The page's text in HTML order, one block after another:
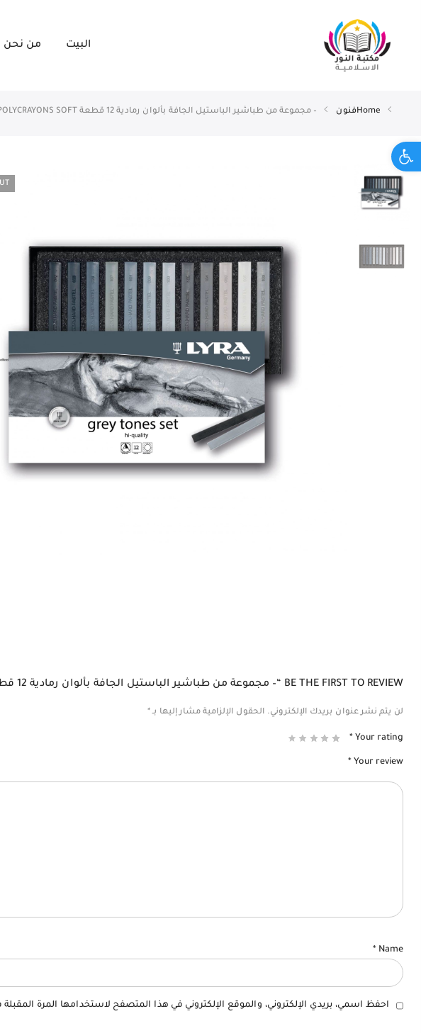
Open toolbar
البيت من نحن
Homeفنون – مجموعة من طباشير الباستيل الجافة بألوان رمادية 12 قطعة LYRA POLYCRAYONS SOFTLYRA POLYCRAYONS SOFT
BE THE FIRST TO REVIEW “– مجموعة من طباشير الباستيل الجافة بألوان رمادية 12 قطعة LYRA POLYCRAYONS SOFTLYRA POLYCRAYONS SOFT”
لن يتم نشر عنوان بريدك الإلكتروني. الحقول الإلزامية مشار إليها بـ*
Your rating
*
Your review
*
Name
*
احفظ اسمي، بريدي الإلكتروني، والموقع الإلكتروني في هذا المتصفح لاستخدامها المرة